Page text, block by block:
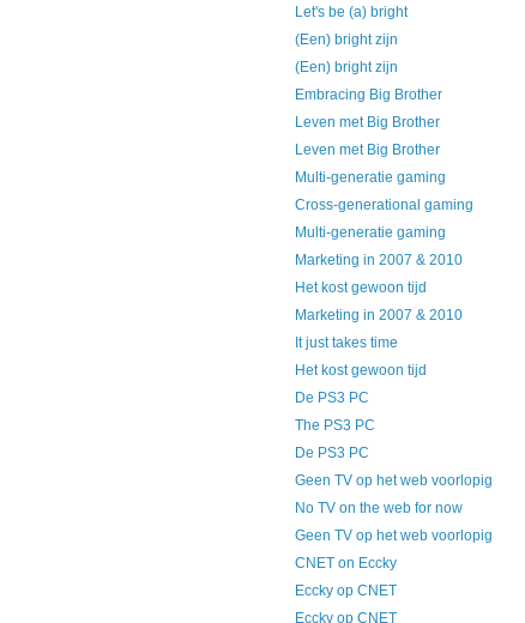
Let's be (a) bright
(Een) bright zijn
(Een) bright zijn
Embracing Big Brother
Leven met Big Brother
Leven met Big Brother
Multi-generatie gaming
Cross-generational gaming
Multi-generatie gaming
Marketing in 2007 & 2010
Het kost gewoon tijd
Marketing in 2007 & 2010
It just takes time
Het kost gewoon tijd
De PS3 PC
The PS3 PC
De PS3 PC
Geen TV op het web voorlopig
No TV on the web for now
Geen TV op het web voorlopig
CNET on Eccky
Eccky op CNET
Eccky op CNET